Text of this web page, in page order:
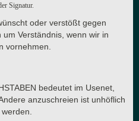
Signatur.
oder verstößt gegen
Verständnis, wenn wir in
vornehmen.
bedeutet im Usenet,
anzuschreien ist unhöflich